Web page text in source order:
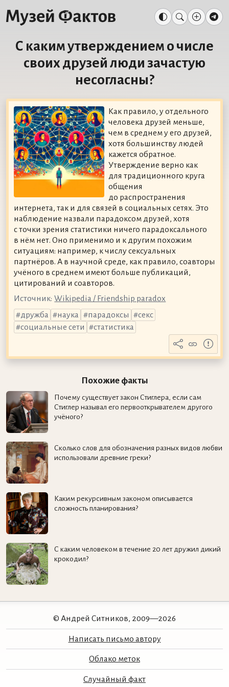
С каким утверждением о числе
своих друзей люди зачастую
несогласны?
Как правило, у отдельного
человека друзей меньше,
чем в среднем у его друзей,
хотя большинству людей
кажется обратное.
Утверждение верно как
для традиционного круга
общения
до распространения
интернета, так и для связей в социальных сетях. Это
наблюдение назвали парадоксом друзей, хотя
с точки зрения статистики ничего парадоксального
в нём нет. Оно применимо и к другим похожим
ситуациям: например, к числу сексуальных
партнёров. А в научной среде, как правило, соавторы
учёного в среднем имеют больше публикаций,
цитирований и соавторов.
Источник: Wikipedia / Friendship paradox
дружба
наука парадоксы
секс
социальные сети
статистика
Похожие факты
Почему существует закон Стиглера, если сам
Стиглер называл его первооткрывателем другого
учёного?
Сколько слов для обозначения разных видов любви
использовали древние греки?
Каким рекурсивным законом описывается
сложность планирования?
С каким человеком в течение 20 лет дружил дикий
крокодил?
© Андрей Ситников, 2009—2026
Написать письмо автору
Облако меток
Случайный факт